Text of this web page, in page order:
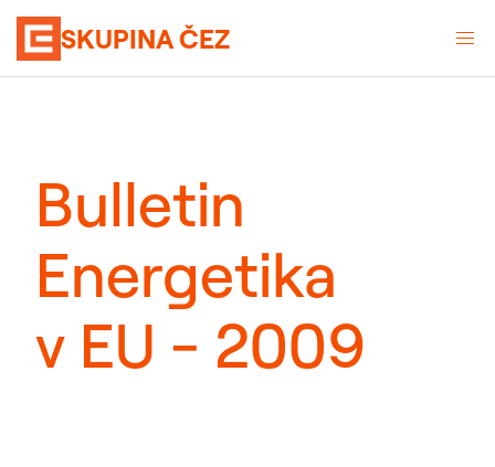
SKUPINA ČEZ
Bulletin
Energetika
v EU - 2009